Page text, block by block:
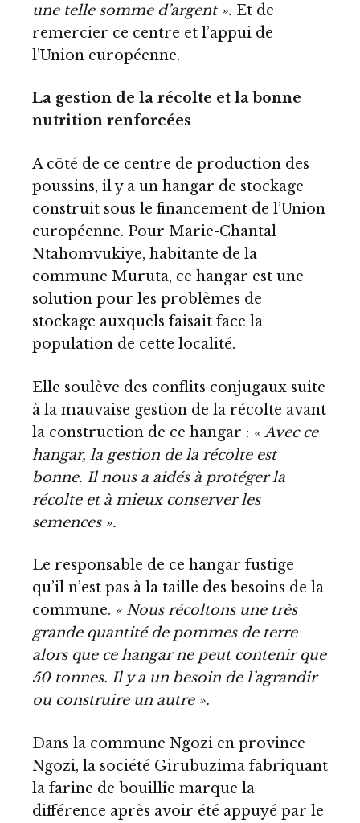
une telle somme d’argent ». Et de
remercier ce centre et l’appui de
l’Union européenne.
La gestion de la récolte et la bonne
nutrition renforcées
A côté de ce centre de production des
poussins, il y a un hangar de stockage
construit sous le financement de l’Union
européenne. Pour Marie-Chantal
Ntahomvukiye, habitante de la
commune Muruta, ce hangar est une
solution pour les problèmes de
stockage auxquels faisait face la
population de cette localité.
Elle soulève des conflits conjugaux suite
à la mauvaise gestion de la récolte avant
la construction de ce hangar : « Avec ce
hangar, la gestion de la récolte est
bonne. Il nous a aidés à protéger la
récolte et à mieux conserver les
semences ».
Le responsable de ce hangar fustige
qu’il n’est pas à la taille des besoins de la
commune. « Nous récoltons une très
grande quantité de pommes de terre
alors que ce hangar ne peut contenir que
50 tonnes. Il y a un besoin de l’agrandir
ou construire un autre ».
Dans la commune Ngozi en province
Ngozi, la société Girubuzima fabriquant
la farine de bouillie marque la
différence après avoir été appuyé par le